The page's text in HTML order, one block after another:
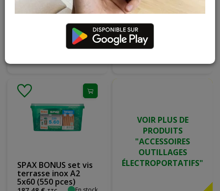
SPAX BONUS set vis
terrasse inox A2
5x50 (550 pces)
SPAX espaceur de
lames pour terrasse
(3 pces)
SPAX BONUS set vis
terrasse inox A2
5x60 (550 pces)
VOIR PLUS DE
PRODUITS
"ACCESSOIRES
OUTILLAGES
ÉLECTROPORTATIFS"